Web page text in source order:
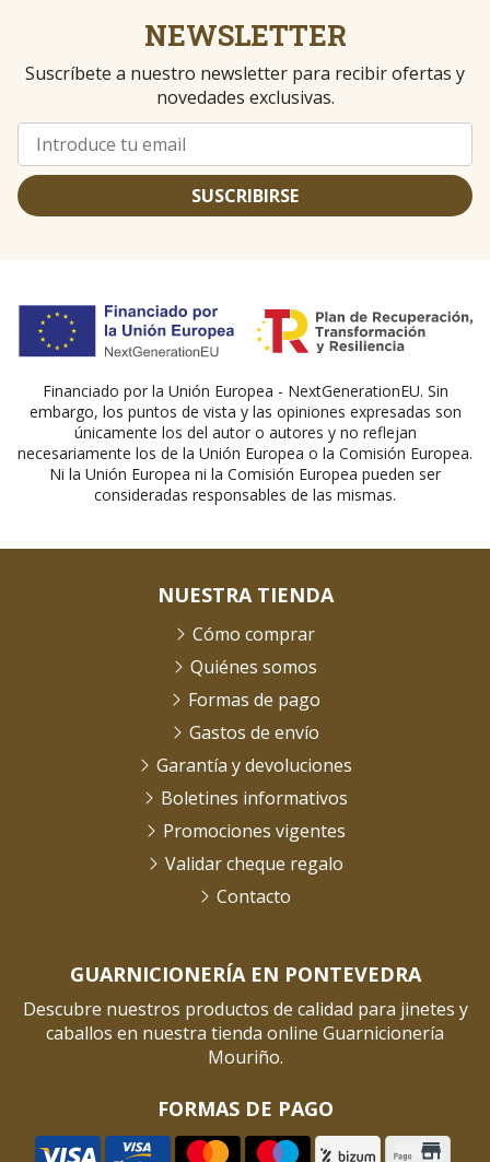
NEWSLETTER
Suscríbete a nuestro newsletter para recibir ofertas y
novedades exclusivas.
SUSCRIBIRSE
Financiado por la Unión Europea - NextGenerationEU. Sin
embargo, los puntos de vista y las opiniones expresadas son
únicamente los del autor o autores y no reflejan
necesariamente los de la Unión Europea o la Comisión Europea.
Ni la Unión Europea ni la Comisión Europea pueden ser
consideradas responsables de las mismas.
GUARNICIONERÍA EN PONTEVEDRA
Descubre nuestros productos de calidad para jinetes y
caballos en nuestra tienda online Guarnicionería
Mouriño.
FORMAS DE PAGO
NUESTRA TIENDA
Cómo comprar
Quiénes somos
Formas de pago
Gastos de envío
Garantía y devoluciones
Boletines informativos
Promociones vigentes
Validar cheque regalo
Contacto